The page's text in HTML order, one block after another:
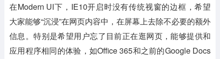
在Modern UI下，IE10开启时没有传统视窗的边框，希望
大家能够“沉浸”在网页内容中，在屏幕上去除不必要的额外
信息。特别是希望用户忘了目前正在逛网页，能够提供和
应用程序相同的体验，如Office 365和之前的Google Docs